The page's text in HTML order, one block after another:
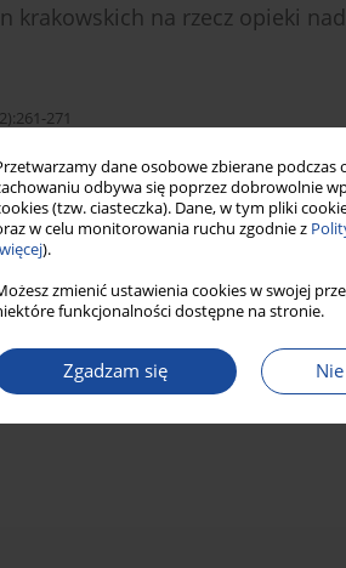
dane osobowe zbierane
odbywa się poprzez dobrowolnie
(tzw. ciasteczka). Dane, w tym pliki
w celu monitorowania ruchu zgodnie z
więcej).
zmienić ustawienia cookies w swojej
funkcjonalności dostępne na stronie.
Zgadzam się
krakowskich na rzecz opieki
271
(PDF)